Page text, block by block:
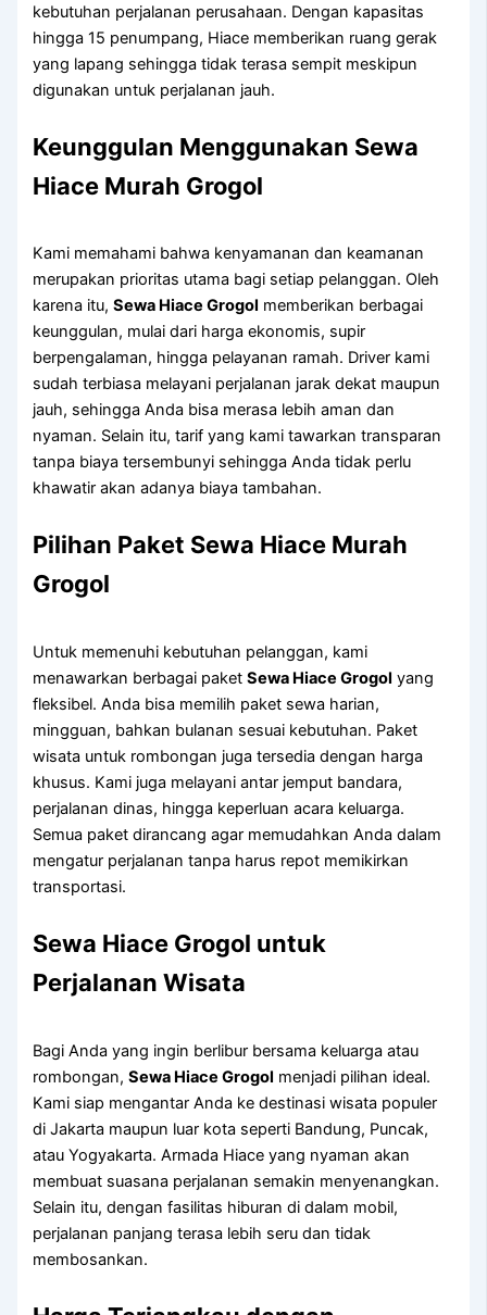
kebutuhan perjalanan perusahaan. Dengan kapasitas
hingga 15 penumpang, Hiace memberikan ruang gerak
yang lapang sehingga tidak terasa sempit meskipun
digunakan untuk perjalanan jauh.
Keunggulan Menggunakan Sewa
Hiace Murah Grogol
Kami memahami bahwa kenyamanan dan keamanan
merupakan prioritas utama bagi setiap pelanggan. Oleh
karena itu,Sewa Hiace Grogol memberikan berbagai
keunggulan, mulai dari harga ekonomis, supir
berpengalaman, hingga pelayanan ramah. Driver kami
sudah terbiasa melayani perjalanan jarak dekat maupun
jauh, sehingga Anda bisa merasa lebih aman dan
nyaman. Selain itu, tarif yang kami tawarkan transparan
tanpa biaya tersembunyi sehingga Anda tidak perlu
khawatir akan adanya biaya tambahan.
Pilihan Paket Sewa Hiace Murah
Grogol
Untuk memenuhi kebutuhan pelanggan, kami
menawarkan berbagai paketSewa Hiace Grogol yang
fleksibel. Anda bisa memilih paket sewa harian,
mingguan, bahkan bulanan sesuai kebutuhan. Paket
wisata untuk rombongan juga tersedia dengan harga
khusus. Kami juga melayani antar jemput bandara,
perjalanan dinas, hingga keperluan acara keluarga.
Semua paket dirancang agar memudahkan Anda dalam
mengatur perjalanan tanpa harus repot memikirkan
transportasi.
Sewa Hiace Grogol untuk
Perjalanan Wisata
Bagi Anda yang ingin berlibur bersama keluarga atau
rombongan,Sewa Hiace Grogol menjadi pilihan ideal.
Kami siap mengantar Anda ke destinasi wisata populer
di Jakarta maupun luar kota seperti Bandung, Puncak,
atau Yogyakarta. Armada Hiace yang nyaman akan
membuat suasana perjalanan semakin menyenangkan.
Selain itu, dengan fasilitas hiburan di dalam mobil,
perjalanan panjang terasa lebih seru dan tidak
membosankan.